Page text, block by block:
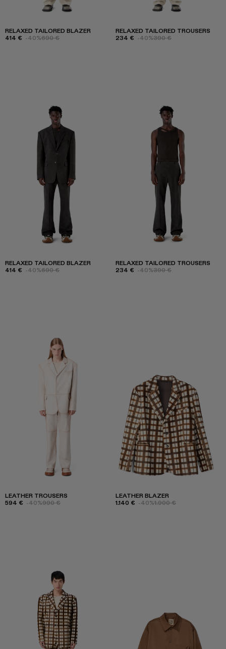
RELAXED TAILORED BLAZER
414 € -40%690 €
RELAXED TAILORED TROUSERS
234 € -40%390 €
RELAXED TAILORED BLAZER
414 € -40%690 €
RELAXED TAILORED TROUSERS
234 € -40%390 €
LEATHER TROUSERS
594 € -40%990 €
LEATHER BLAZER
1.140 € -40%1.900 €